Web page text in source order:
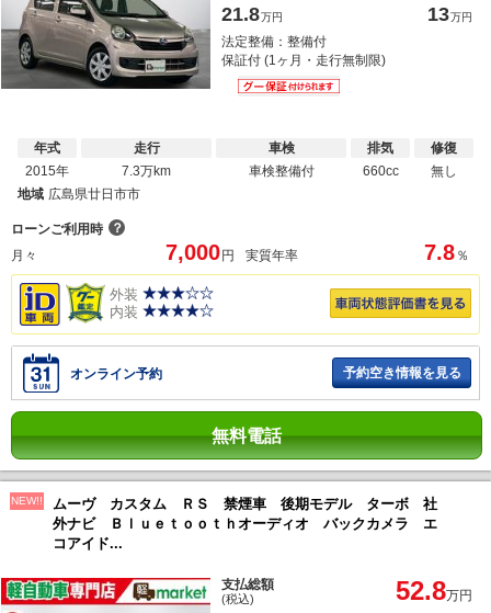
21.8万円 13万円
法定整備：整備付
保証付 (1ヶ月・走行無制限)
年式
2015年
走行
7.3万km
車検
車検整備付
排気
660cc
修復
無し
地域 広島県廿日市市
ローンご利用時 ？
月々
7,000円 実質年率 7.8 ％
外装
内装
オンライン予約 予約空き情報を見る
無料電話
NEW!!
ムーヴ カスタム ＲＳ 禁煙車 後期モデル ターボ 社
外ナビ Ｂｌｕｅｔｏｏｔｈオーディオ バックカメラ エ
コアイド...
支払総額
(税込) 52.8万円